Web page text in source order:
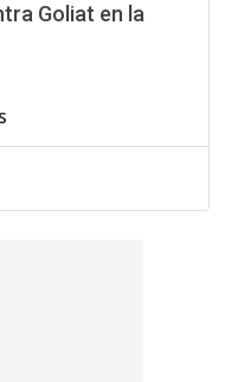
Goliat en la